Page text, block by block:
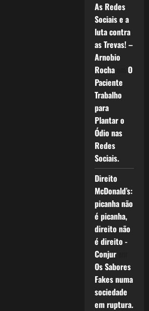
As Redes
Sociais e a
luta contra
as Trevas! –
Arnobio
Rochaem O
Paciente
Trabalho
para
Plantar o
Ódio nas
Redes
Sociais.
Direito
McDonald’s:
picanha não
é picanha,
direito não
é direito -
Conjurem
Os Sabores
Fakes numa
sociedade
em ruptura.